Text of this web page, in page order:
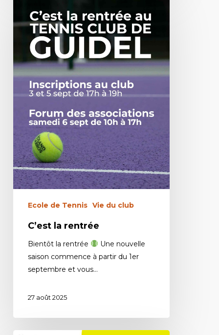
Ecole de Tennis Vie du club
C’est la rentrée
Bientôt la rentrée
Une nouvelle
saison commence à partir du 1er
septembre et vous…
27 août 2025